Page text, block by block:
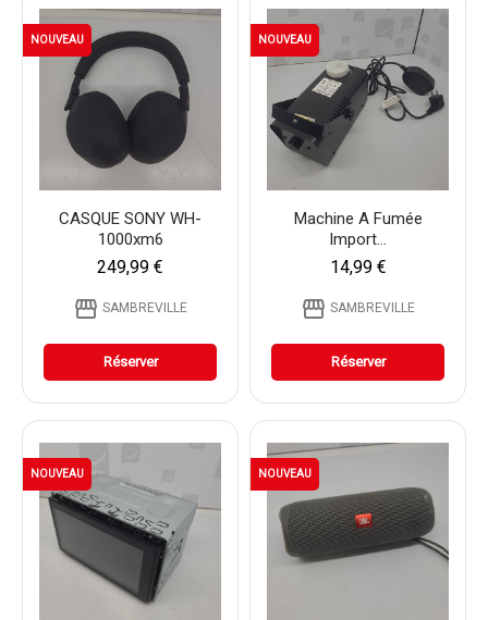
CASQUE SONY WH-
1000xm6
249,99 €
storefront SAMBREVILLE
Réserver
NOUVEAU
Machine A Fumée
Import...
14,99 €
storefront SAMBREVILLE
Réserver
NOUVEAU
NOUVEAU NOUVEAU